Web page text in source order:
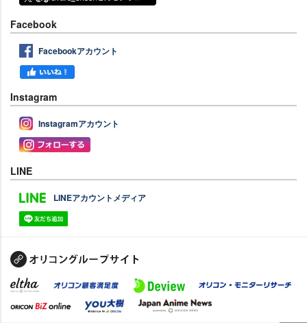
Facebook
Facebookアカウント
Instagram
Instagramアカウント
LINE
LINEアカウントメディア